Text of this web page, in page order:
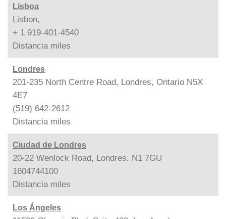
Lisboa
Lisbon,
+ 1 919-401-4540
Distancia miles
Londres
201-235 North Centre Road, Londres, Ontario N5X
4E7
(519) 642-2612
Distancia miles
Ciudad de Londres
20-22 Wenlock Road, Londres, N1 7GU
1604744100
Distancia miles
Los Ángeles